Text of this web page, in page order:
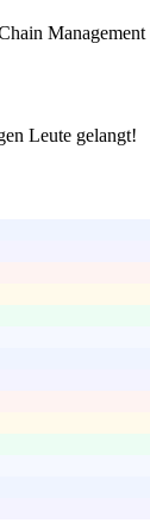
Management
Leute gelangt!